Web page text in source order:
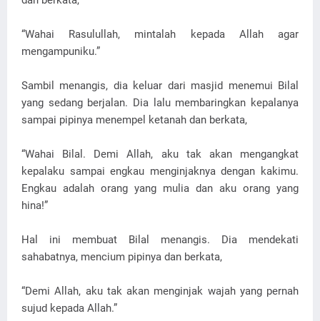
“Wahai Rasulullah, mintalah kepada Allah agar
mengampuniku.”
Sambil menangis, dia keluar dari masjid menemui Bilal
yang sedang berjalan. Dia lalu membaringkan kepalanya
sampai pipinya menempel ketanah dan berkata,
“Wahai Bilal. Demi Allah, aku tak akan mengangkat
kepalaku sampai engkau menginjaknya dengan kakimu.
Engkau adalah orang yang mulia dan aku orang yang
hina!”
Hal ini membuat Bilal menangis. Dia mendekati
sahabatnya, mencium pipinya dan berkata,
“Demi Allah, aku tak akan menginjak wajah yang pernah
sujud kepada Allah.”